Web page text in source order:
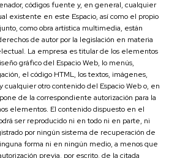
códigos fuente y, en general, cualquier
existente en este Espacio, así como el propio
como obra artística multimedia, están
de autor por la legislación en materia
La empresa es titular de los elementos
gráfico del Espacio Web, lo menús,
el código HTML, los textos, imágenes,
cualquier otro contenido del Espacio Web o, en
de la correspondiente autorización para la
elementos. El contenido dispuesto en el
ser reproducido ni en todo ni en parte, ni
por ningún sistema de recuperación de
forma ni en ningún medio, a menos que
previa, por escrito, de la citada